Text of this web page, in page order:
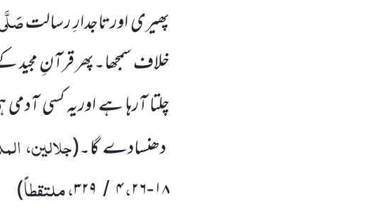
پھیری اورتاجدارِ رسالت
خلاف سمجھا۔پھر قرآنِ
چلتا آرہا ہے اوریہ کسی
دھنسادے گا۔(جلالین،
۱۸-۲۶،۴ / ۳۲۹، ملتقطاً)